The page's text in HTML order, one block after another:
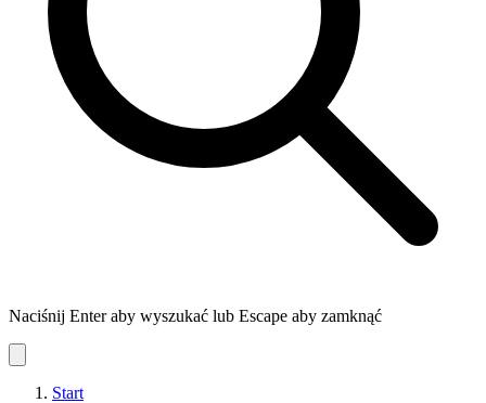
Naciśnij Enter aby wyszukać lub Escape aby zamknąć
Start